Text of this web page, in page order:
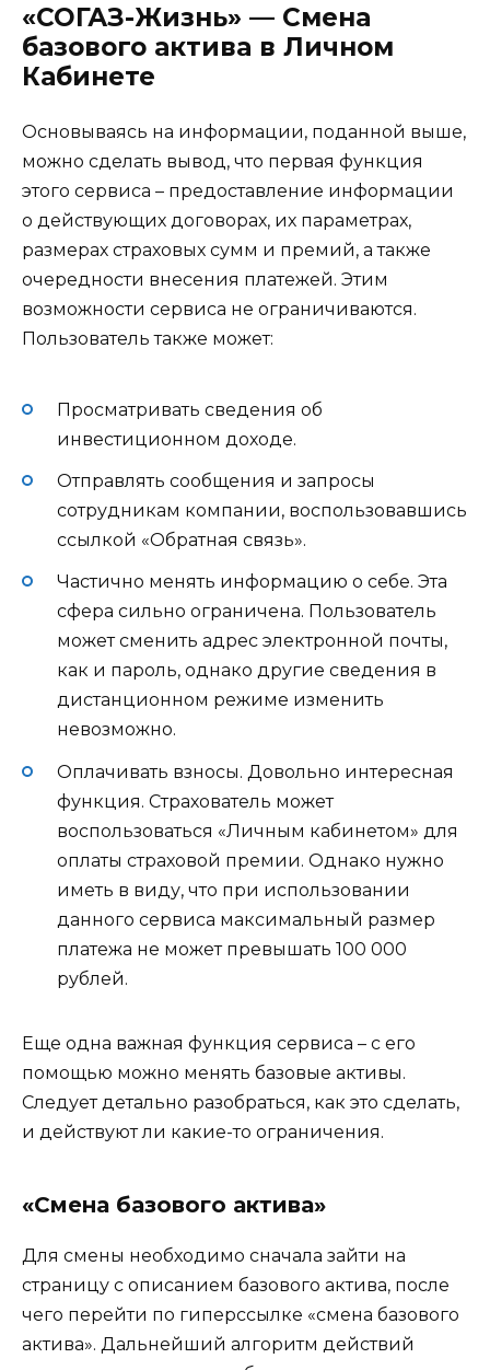
«СОГАЗ-Жизнь» — Смена
базового актива в Личном
Кабинете
Основываясь на информации, поданной выше,
можно сделать вывод, что первая функция
этого сервиса – предоставление информации
о действующих договорах, их параметрах,
размерах страховых сумм и премий, а также
очередности внесения платежей. Этим
возможности сервиса не ограничиваются.
Пользователь также может:
Просматривать сведения об
инвестиционном доходе.
Отправлять сообщения и запросы
сотрудникам компании, воспользовавшись
ссылкой «Обратная связь».
Частично менять информацию о себе. Эта
сфера сильно ограничена. Пользователь
может сменить адрес электронной почты,
как и пароль, однако другие сведения в
дистанционном режиме изменить
невозможно.
Оплачивать взносы. Довольно интересная
функция. Страхователь может
воспользоваться «Личным кабинетом» для
оплаты страховой премии. Однако нужно
иметь в виду, что при использовании
данного сервиса максимальный размер
платежа не может превышать 100 000
рублей.
Еще одна важная функция сервиса – с его
помощью можно менять базовые активы.
Следует детально разобраться, как это сделать,
и действуют ли какие-то ограничения.
«Смена базового актива»
Для смены необходимо сначала зайти на
страницу с описанием базового актива, после
чего перейти по гиперссылке «смена базового
актива». Дальнейший алгоритм действий